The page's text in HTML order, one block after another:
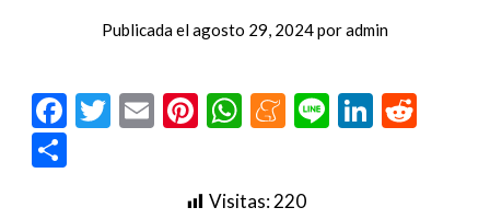
Publicada elagosto 29, 2024poradmin
Facebook
Twitter
EmailPinterest
WhatsApp
Meneame
Line
Visitas:220